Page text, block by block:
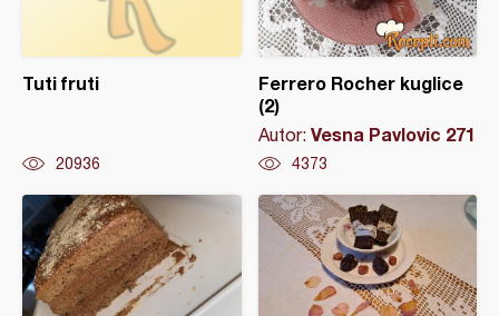
Tuti fruti
20936
Ferrero Rocher kuglice
(2)
Autor: Vesna Pavlovic 271
4373